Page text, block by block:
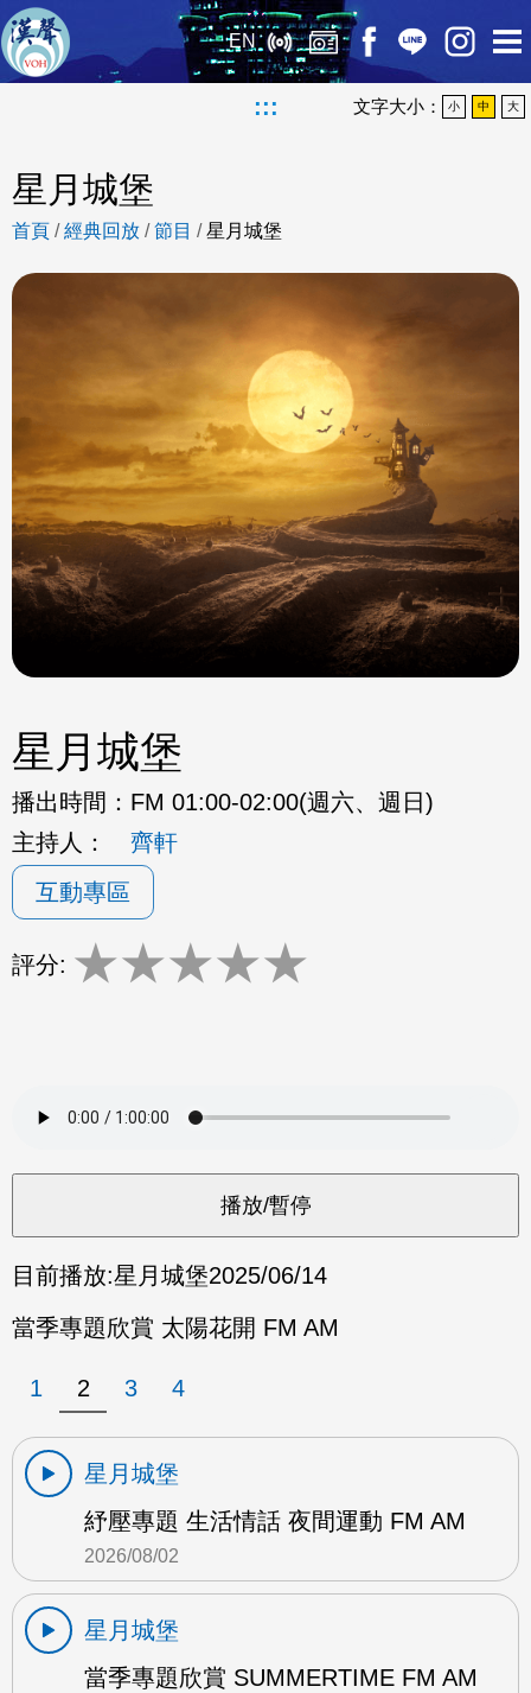
EN
::: 文字大小： 小 中 大
星月城堡
首頁 /經典回放 /節目 /星月城堡
星月城堡
播出時間： FM 01:00-02:00(週六、週日)
主持人：
齊軒
互動專區
評分: ★★★★★
目前播放:星月城堡2025/06/14
當季專題欣賞 太陽花開 FM AM
1 2 3 4
星月城堡
紓壓專題 生活情話 夜間運動 FM AM
2026/08/02
星月城堡
當季專題欣賞 SUMMERTIME FM AM